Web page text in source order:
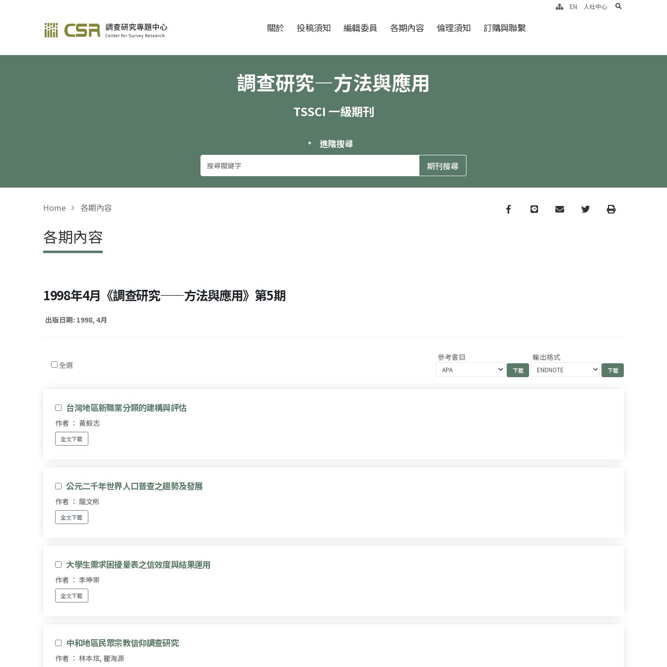
調查研究—方法與應用期刊 關於 投稿須知 編輯委員 各期內容 倫理須知 訂購與聯繫
EN 人社中心 search
調查研究—方法與應用
TSSCI 一級期刊
進階搜尋
Home 各期內容 Facebook
line email TwitterPrint
各期內容
1998年4月《調查研究——方法與應用》第5期
出版日期: 1998, 4月
全選
參考書目 輸出格式
台灣地區新職業分類的建構與評估
作者 ： 黃毅志
全文下載
公元二千年世界人口普查之趨勢及發展
作者 ： 龍文彬
全文下載
大學生需求困擾量表之信效度與結果運用
作者 ： 李坤崇
全文下載
中和地區民眾宗教信仰調查研究
作者 ： 林本炫, 瞿海源